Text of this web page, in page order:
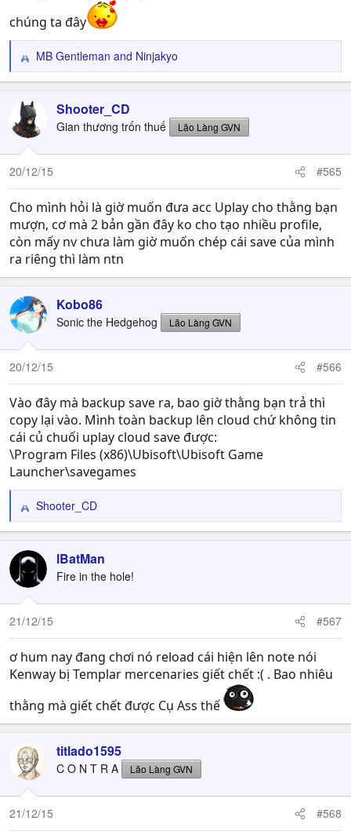
chúng ta đây
R
e
c
t
i
o
n
MB Gentleman and Ninjakyo
Shooter_CD
Gian thương trốn thuế Lão Làng GVN
20/12/15 #565
Cho mình hỏi là giờ muốn đưa acc Uplay cho thằng bạn
mượn, cơ mà 2 bản gần đây ko cho tạo nhiều profile,
còn mấy nv chưa làm giờ muốn chép cái save của mình
ra riêng thì làm ntn
Kobo86
Sonic the Hedgehog Lão Làng GVN
20/12/15 #566
Vào đây mà backup save ra, bao giờ thằng bạn trả thì
copy lại vào. Mình toàn backup lên cloud chứ không tin
cái củ chuối uplay cloud save được:
\Program Files (x86)\Ubisoft\Ubisoft Game
Launcher\savegames
R
e
c
t
i
o
n
Shooter_CD
lBatMan
Fire in the hole!
21/12/15 #567
ơ hum nay đang chơi nó reload cái hiện lên note nói
Kenway bị Templar mercenaries giết chết :( . Bao nhiêu
thằng mà giết chết được Cụ Ass thế
titlado1595
C O N T R A Lão Làng GVN
21/12/15 #568